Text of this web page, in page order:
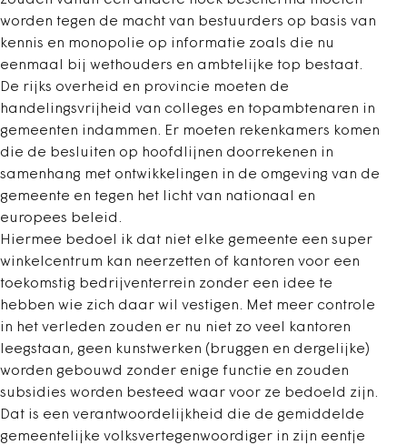
worden tegen de macht van bestuurders op basis van
kennis en monopolie op informatie zoals die nu
eenmaal bij wethouders en ambtelijke top bestaat.
De rijks overheid en provincie moeten de
handelingsvrijheid van colleges en topambtenaren in
gemeenten indammen. Er moeten rekenkamers komen
die de besluiten op hoofdlijnen doorrekenen in
samenhang met ontwikkelingen in de omgeving van de
gemeente en tegen het licht van nationaal en
europees beleid.
Hiermee bedoel ik dat niet elke gemeente een super
winkelcentrum kan neerzetten of kantoren voor een
toekomstig bedrijventerrein zonder een idee te
hebben wie zich daar wil vestigen. Met meer controle
in het verleden zouden er nu niet zo veel kantoren
leegstaan, geen kunstwerken (bruggen en dergelijke)
worden gebouwd zonder enige functie en zouden
subsidies worden besteed waar voor ze bedoeld zijn.
Dat is een verantwoordelijkheid die de gemiddelde
gemeentelijke volksvertegenwoordiger in zijn eentje